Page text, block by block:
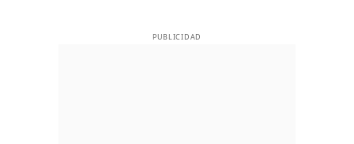
PUBLICIDAD